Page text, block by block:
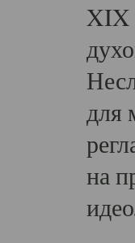
XIX
для
на